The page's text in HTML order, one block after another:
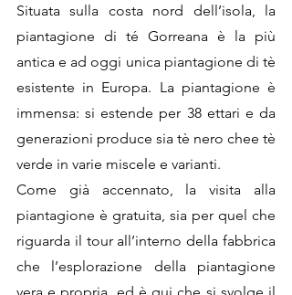
Situata sulla costa nord dell’isola, la
piantagione di té Gorreana è la più
antica e ad oggi unica piantagione di tè
esistente in Europa. La piantagione è
immensa: si estende per 38 ettari e da
generazioni produce sia tè nero chee tè
verde in varie miscele e varianti.
Come già accennato, la visita alla
piantagione è gratuita, sia per quel che
riguarda il tour all’interno della fabbrica
che l’esplorazione della piantagione
vera e propria, ed è qui che si svolge il